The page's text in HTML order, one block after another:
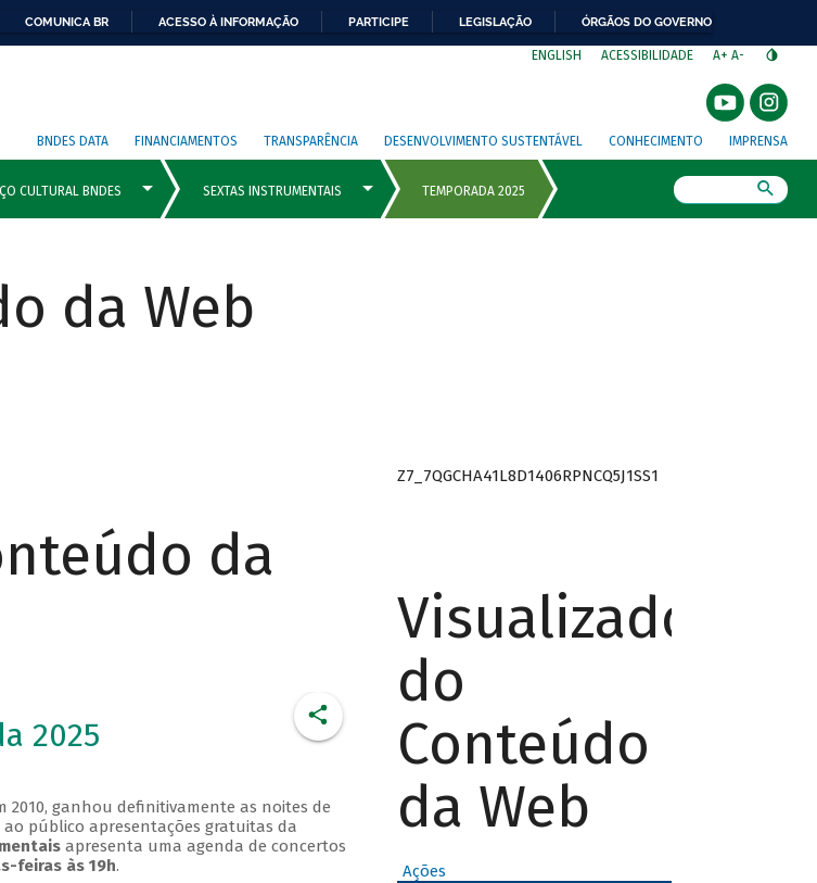
COMUNICA BR ACESSO À INFORMAÇÃO PARTICIPE LEGISLAÇÃO ÓRGÃOS DO GOVERNO
ENGLISH ACESSIBILIDADE A+ A-
BNDES DATA FINANCIAMENTOS TRANSPARÊNCIA DESENVOLVIMENTO SUSTENTÁVEL CONHECIMENTO IMPRENSA
da Web
da
2025
2010, ganhou definitivamente as noites de
público apresentações gratuitas da
apresenta uma agenda de concertos
feiras às 19h.
Z7_7QGCHA41L8D1406RPNCQ5J1SS1
Visualizador
do
Conteúdo
da Web
Ações